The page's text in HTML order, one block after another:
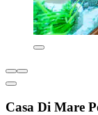
Casa Di Mare